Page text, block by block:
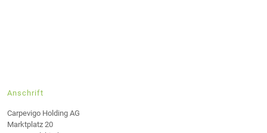
Anschrift
Carpevigo Holding AG
Marktplatz 20